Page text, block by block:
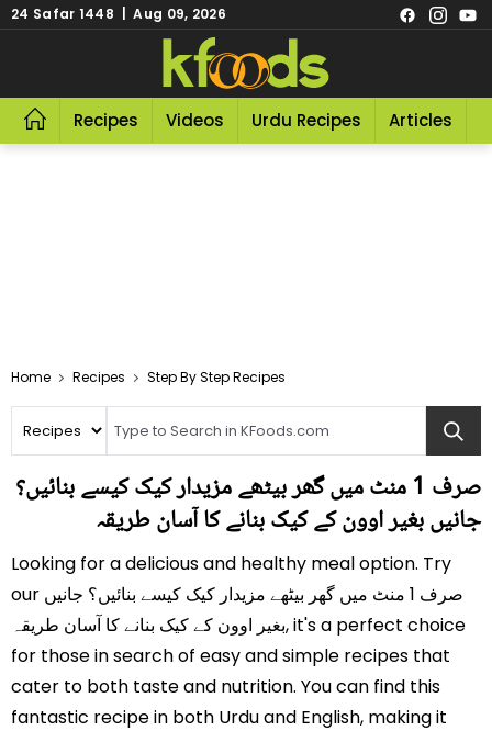
24 Safar 1448 | Aug 09, 2026
Recipes Videos Urdu Recipes Articles
Home Recipes Step By Step Recipes
صرف 1 منٹ میں گھر بیٹھے مزیدار کیک کیسے بنائیں؟
جانیں بغیر اوون کے کیک بنانے کا آسان طریقہ
Looking for a delicious and healthy meal option. Try
our صرف 1 منٹ میں گھر بیٹھے مزیدار کیک کیسے بنائیں؟ جانیں
بغیر اوون کے کیک بنانے کا آسان طریقہ, it's a perfect choice
for those in search of easy and simple recipes that
cater to both taste and nutrition. You can find this
fantastic recipe in both Urdu and English, making it